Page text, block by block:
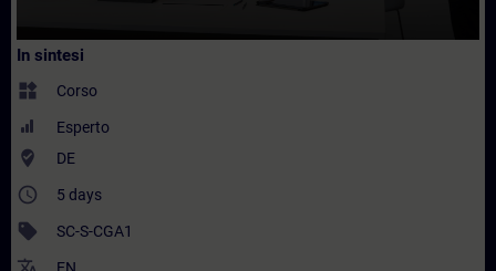
In sintesi
widgets Corso
Esperto
where_to_vote DE
access_time 5 days
sell SC-S-CGA1